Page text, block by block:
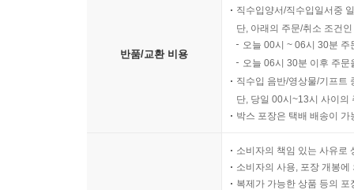
반품/교환 비용
직수입양서/직수입일서중
단, 아래의 주문/취소 조건
오늘 00시 ~ 06시 30분
오늘 06시 30분 이후 주
직수입 음반/영상물/기프트
단, 당일 00시~13시 사이의
박스 포장은 택배 배송이
소비자의 책임 있는 사유로
소비자의 사용, 포장 개봉
복제가 가능한 상품 등의